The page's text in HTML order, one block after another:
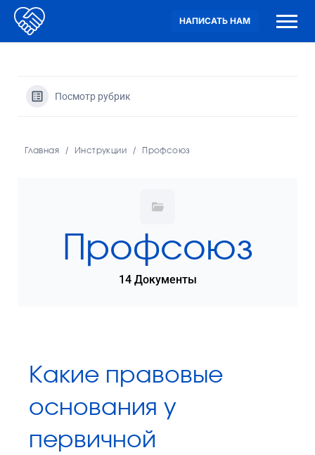
НАПИСАТЬ НАМ
Посмотр рубрик
Главная Инструкции Профсоюз
Профсоюз
14 Документы
Какие правовые
основания у
первичной